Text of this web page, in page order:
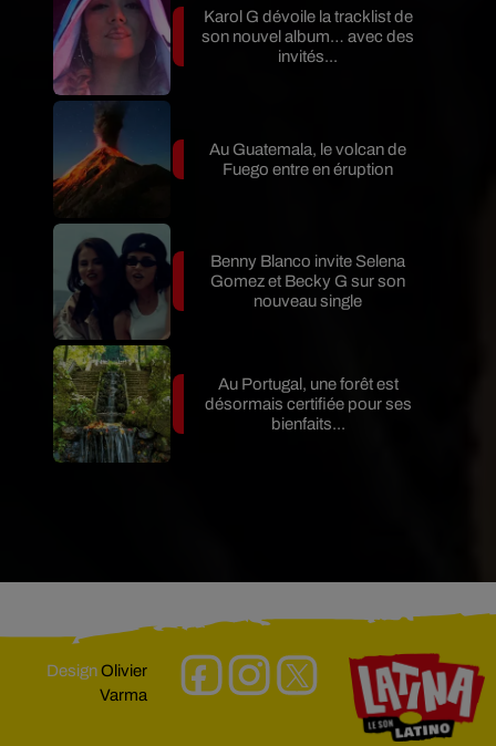
Karol G dévoile la tracklist de
son nouvel album… avec des
invités...
Au Guatemala, le volcan de
Fuego entre en éruption
Benny Blanco invite Selena
Gomez et Becky G sur son
nouveau single
Au Portugal, une forêt est
désormais certifiée pour ses
bienfaits...
DesignOlivier
Varma